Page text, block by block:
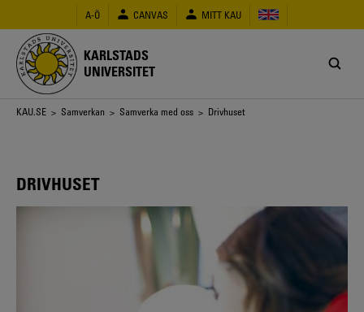
huvudinnehåll
A-Ö CANVAS MITT KAU
KARLSTADS
UNIVERSITET
Länkstig
KAU.SE > Samverkan > Samverka med oss > Drivhuset
DRIVHUSET